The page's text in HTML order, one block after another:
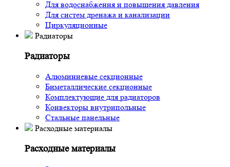
Для водоснабжения и повышения давления
Для систем дренажа и канализации
Циркуляционные
Радиаторы
Радиаторы
Алюминиевые секционные
Биметаллические секционные
Комплектующие для радиаторов
Конвекторы внутрипольные
Стальные панельные
Расходные материалы
Расходные материалы